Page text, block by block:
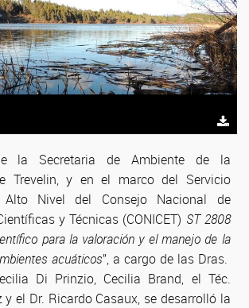
la Secretaria de Ambiente de la
Trevelin, y en el marco del Servicio
Alto Nivel del Consejo Nacional de
y Técnicas (CONICET) ST 2808
para la valoración y el manejo de la
acuáticos”, a cargo de las Dras.
Di Prinzio, Cecilia Brand, el Téc.
el Dr. Ricardo Casaux, se desarrolló la